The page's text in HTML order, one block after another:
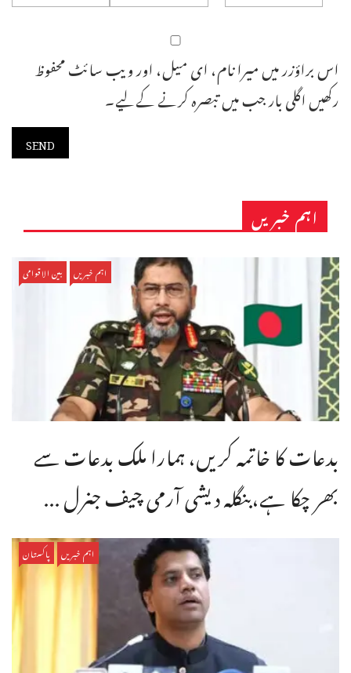
اس براؤزر میں میرا نام، ای میل، اور ویب سائٹ محفوظ
رکھیں اگلی بار جب میں تبصرہ کرنے کےلیے۔
اہم خبریں
اہم خبریں بین الاقوامی
بدعات کا خاتمہ کریں، ہمارا ملک بدعات سے
بھر چکا ہے،بنگله دیشی آرمی چیف جنرل ...
اہم خبریں پاکستان